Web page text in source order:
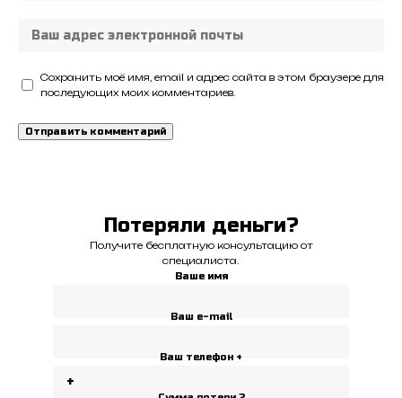
Сохранить моё имя, email и адрес сайта в этом браузере для
последующих моих комментариев.
Потеряли деньги?
Получите бесплатную консультацию от
специалиста.
Ваше имя
Ваш e-mail
Ваш телефон +